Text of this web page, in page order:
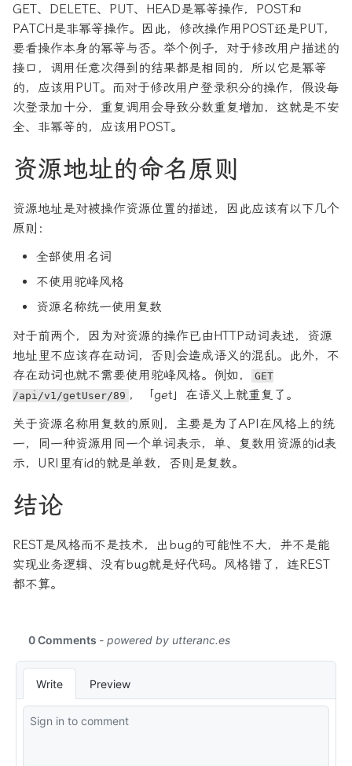
GET、DELETE、PUT、HEAD是幂等操作，POST和
PATCH是非幂等操作。因此，修改操作用POST还是PUT，
要看操作本身的幂等与否。举个例子，对于修改用户描述的
接口，调用任意次得到的结果都是相同的，所以它是幂等
的，应该用PUT。而对于修改用户登录积分的操作，假设每
次登录加十分，重复调用会导致分数重复增加，这就是不安
全、非幂等的，应该用POST。
资源地址的命名原则
资源地址是对被操作资源位置的描述，因此应该有以下几个
原则：
全部使用名词
不使用驼峰风格
资源名称统一使用复数
对于前两个，因为对资源的操作已由HTTP动词表述，资源
地址里不应该存在动词，否则会造成语义的混乱。此外，不
存在动词也就不需要使用驼峰风格。例如，
GET
/api/v1/getUser/89 ，「get」在语义上就重复了。
关于资源名称用复数的原则，主要是为了API在风格上的统
一，同一种资源用同一个单词表示，单、复数用资源的id表
示，URI里有id的就是单数，否则是复数。
结论
REST是风格而不是技术，出bug的可能性不大，并不是能
实现业务逻辑、没有bug就是好代码。风格错了，连REST
都不算。